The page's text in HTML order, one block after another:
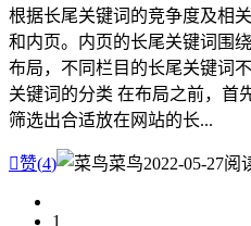
根据长尾关键词的竞争度及相
和内页。内页的长尾关键词围
布局，不同栏目的长尾关键词
关键词的分类 在布局之前，首
筛选出合适放在网站的长...
赞(4) 菜鸟2022-05-27阅
1